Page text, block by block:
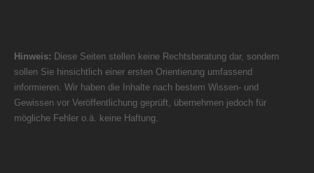
Hinweis: Diese Seiten stellen keine Rechtsberatung dar, sondern
sollen Sie hinsichtlich einer ersten Orientierung umfassend
informieren. Wir haben die Inhalte nach bestem Wissen- und
Gewissen vor Veröffentlichung geprüft, übernehmen jedoch für
mögliche Fehler o.ä. keine Haftung.